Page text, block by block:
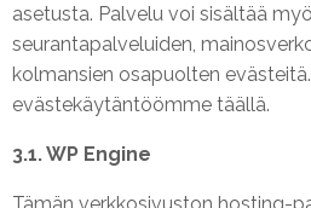
asetusta. Palvelu voi sisältää
seurantapalveluiden,
kolmansien osapuolten
evästekäytäntöömme täällä.
3.1. WP Engine